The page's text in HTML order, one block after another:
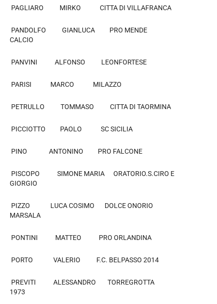
PAGLIARO MIRKO CITTA DI VILLAFRANCA
PANDOLFO GIANLUCA PRO MENDE
CALCIO
PANVINI ALFONSO LEONFORTESE
PARISI MARCO MILAZZO
PETRULLO TOMMASO CITTA DI TAORMINA
PICCIOTTO PAOLO SC SICILIA
PINO ANTONINO PRO FALCONE
PISCOPO SIMONE MARIA ORATORIO.S.CIRO E
GIORGIO
PIZZO LUCA COSIMO DOLCE ONORIO
MARSALA
PONTINI MATTEO PRO ORLANDINA
PORTO VALERIO F.C. BELPASSO 2014
PREVITI ALESSANDRO TORREGROTTA
1973